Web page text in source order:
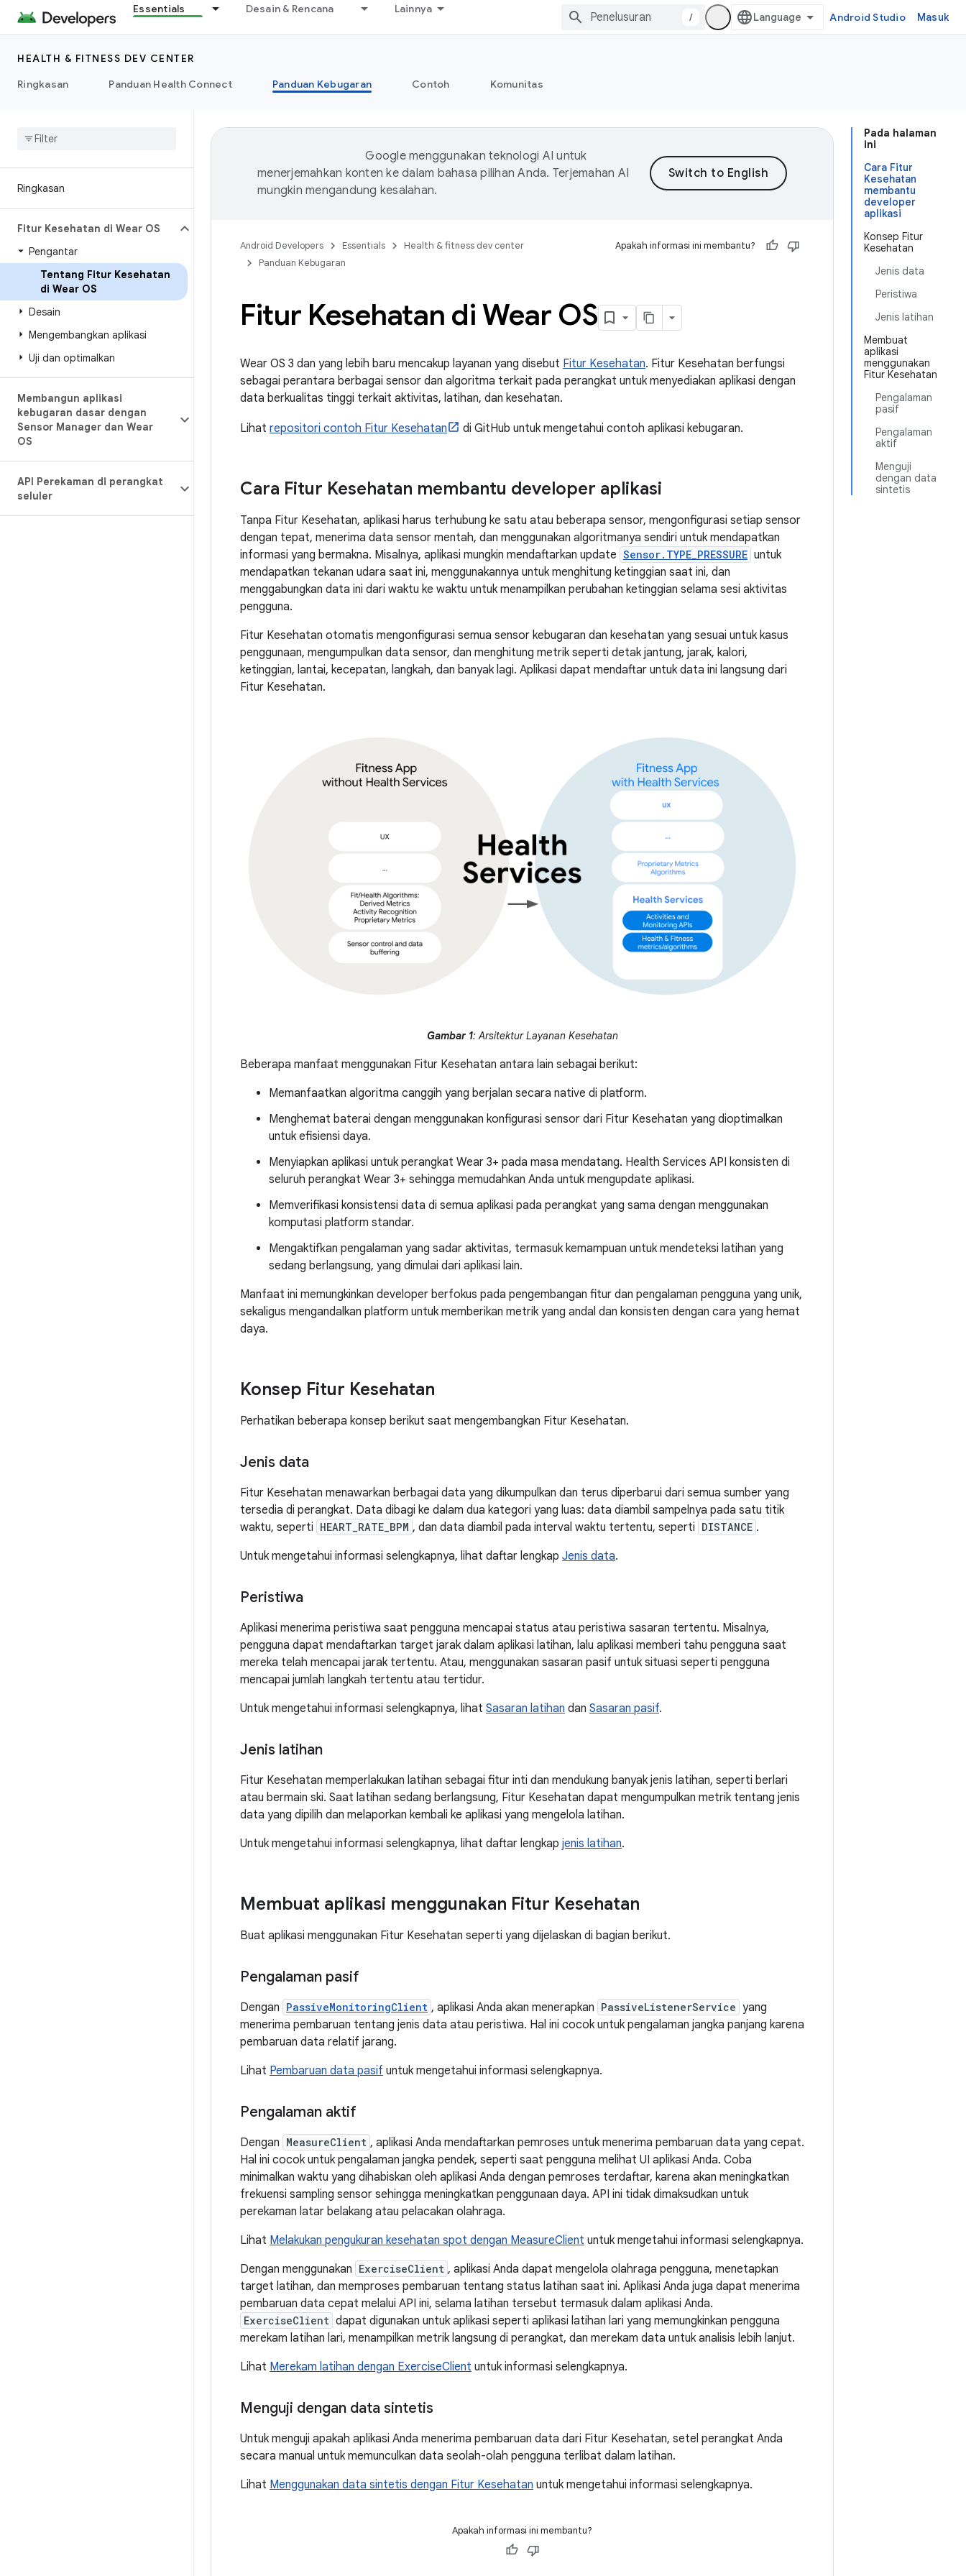
Essentials Desain & Rencana Lainnya
/ Android Studio Masuk
HEALTH & FITNESS DEV CENTER
Ringkasan
Panduan Health Connect Panduan Kebugaran Contoh Komunitas
Ringkasan
Fitur Kesehatan di Wear OS
Pengantar
Tentang Fitur Kesehatan
di Wear OS
Desain
Mengembangkan aplikasi
Uji dan optimalkan
Membangun aplikasi
kebugaran dasar dengan
Sensor Manager dan Wear
OS
API Perekaman di perangkat
seluler
Pada halaman
ini
Cara Fitur
Kesehatan
membantu
developer
aplikasi
Konsep Fitur
Kesehatan
Jenis data
Peristiwa
Jenis latihan
Membuat
aplikasi
menggunakan
Fitur Kesehatan
Pengalaman
pasif
Pengalaman
aktif
Menguji
dengan data
sintetis
Google menggunakan teknologi AI untuk
menerjemahkan konten ke dalam bahasa pilihan Anda. Terjemahan AI
mungkin mengandung kesalahan.
Android Developers Essentials
Health & fitness dev center
Panduan Kebugaran
Apakah informasi ini membantu?
Fitur Kesehatan di Wear OS
Wear OS 3 dan yang lebih baru mencakup layanan yang disebut Fitur Kesehatan. Fitur Kesehatan berfungsi
sebagai perantara berbagai sensor dan algoritma terkait pada perangkat untuk menyediakan aplikasi dengan
data berkualitas tinggi terkait aktivitas, latihan, dan kesehatan.
Lihat repositori contoh Fitur Kesehatan di GitHub untuk mengetahui contoh aplikasi kebugaran.
Cara Fitur Kesehatan membantu developer aplikasi
Tanpa Fitur Kesehatan, aplikasi harus terhubung ke satu atau beberapa sensor, mengonfigurasi setiap sensor
dengan tepat, menerima data sensor mentah, dan menggunakan algoritmanya sendiri untuk mendapatkan
informasi yang bermakna. Misalnya, aplikasi mungkin mendaftarkan update Sensor.TYPE_PRESSURE untuk
mendapatkan tekanan udara saat ini, menggunakannya untuk menghitung ketinggian saat ini, dan
menggabungkan data ini dari waktu ke waktu untuk menampilkan perubahan ketinggian selama sesi aktivitas
pengguna.
Fitur Kesehatan otomatis mengonfigurasi semua sensor kebugaran dan kesehatan yang sesuai untuk kasus
penggunaan, mengumpulkan data sensor, dan menghitung metrik seperti detak jantung, jarak, kalori,
ketinggian, lantai, kecepatan, langkah, dan banyak lagi. Aplikasi dapat mendaftar untuk data ini langsung dari
Fitur Kesehatan.
Gambar 1: Arsitektur Layanan Kesehatan
Beberapa manfaat menggunakan Fitur Kesehatan antara lain sebagai berikut:
Memanfaatkan algoritma canggih yang berjalan secara native di platform.
Menghemat baterai dengan menggunakan konfigurasi sensor dari Fitur Kesehatan yang dioptimalkan
untuk efisiensi daya.
Menyiapkan aplikasi untuk perangkat Wear 3+ pada masa mendatang. Health Services API konsisten di
seluruh perangkat Wear 3+ sehingga memudahkan Anda untuk mengupdate aplikasi.
Memverifikasi konsistensi data di semua aplikasi pada perangkat yang sama dengan menggunakan
komputasi platform standar.
Mengaktifkan pengalaman yang sadar aktivitas, termasuk kemampuan untuk mendeteksi latihan yang
sedang berlangsung, yang dimulai dari aplikasi lain.
Manfaat ini memungkinkan developer berfokus pada pengembangan fitur dan pengalaman pengguna yang unik,
sekaligus mengandalkan platform untuk memberikan metrik yang andal dan konsisten dengan cara yang hemat
daya.
Konsep Fitur Kesehatan
Perhatikan beberapa konsep berikut saat mengembangkan Fitur Kesehatan.
Jenis data
Fitur Kesehatan menawarkan berbagai data yang dikumpulkan dan terus diperbarui dari semua sumber yang
tersedia di perangkat. Data dibagi ke dalam dua kategori yang luas: data diambil sampelnya pada satu titik
waktu, seperti HEART_RATE_BPM , dan data diambil pada interval waktu tertentu, seperti DISTANCE .
Untuk mengetahui informasi selengkapnya, lihat daftar lengkap Jenis data.
Peristiwa
Aplikasi menerima peristiwa saat pengguna mencapai status atau peristiwa sasaran tertentu. Misalnya,
pengguna dapat mendaftarkan target jarak dalam aplikasi latihan, lalu aplikasi memberi tahu pengguna saat
mereka telah mencapai jarak tertentu. Atau, menggunakan sasaran pasif untuk situasi seperti pengguna
mencapai jumlah langkah tertentu atau tertidur.
Untuk mengetahui informasi selengkapnya, lihat Sasaran latihan dan Sasaran pasif.
Jenis latihan
Fitur Kesehatan memperlakukan latihan sebagai fitur inti dan mendukung banyak jenis latihan, seperti berlari
atau bermain ski. Saat latihan sedang berlangsung, Fitur Kesehatan dapat mengumpulkan metrik tentang jenis
data yang dipilih dan melaporkan kembali ke aplikasi yang mengelola latihan.
Untuk mengetahui informasi selengkapnya, lihat daftar lengkap jenis latihan.
Membuat aplikasi menggunakan Fitur Kesehatan
Buat aplikasi menggunakan Fitur Kesehatan seperti yang dijelaskan di bagian berikut.
Pengalaman pasif
Dengan PassiveMonitoringClient , aplikasi Anda akan menerapkan PassiveListenerService yang
menerima pembaruan tentang jenis data atau peristiwa. Hal ini cocok untuk pengalaman jangka panjang karena
pembaruan data relatif jarang.
Lihat Pembaruan data pasif untuk mengetahui informasi selengkapnya.
Pengalaman aktif
Dengan MeasureClient , aplikasi Anda mendaftarkan pemroses untuk menerima pembaruan data yang cepat.
Hal ini cocok untuk pengalaman jangka pendek, seperti saat pengguna melihat UI aplikasi Anda. Coba
minimalkan waktu yang dihabiskan oleh aplikasi Anda dengan pemroses terdaftar, karena akan meningkatkan
frekuensi sampling sensor sehingga meningkatkan penggunaan daya. API ini tidak dimaksudkan untuk
perekaman latar belakang atau pelacakan olahraga.
Lihat Melakukan pengukuran kesehatan spot dengan MeasureClient untuk mengetahui informasi selengkapnya.
Dengan menggunakan ExerciseClient , aplikasi Anda dapat mengelola olahraga pengguna, menetapkan
target latihan, dan memproses pembaruan tentang status latihan saat ini. Aplikasi Anda juga dapat menerima
pembaruan data cepat melalui API ini, selama latihan tersebut termasuk dalam aplikasi Anda.
ExerciseClient dapat digunakan untuk aplikasi seperti aplikasi latihan lari yang memungkinkan pengguna
merekam latihan lari, menampilkan metrik langsung di perangkat, dan merekam data untuk analisis lebih lanjut.
Lihat Merekam latihan dengan ExerciseClient untuk informasi selengkapnya.
Menguji dengan data sintetis
Untuk menguji apakah aplikasi Anda menerima pembaruan data dari Fitur Kesehatan, setel perangkat Anda
secara manual untuk memunculkan data seolah-olah pengguna terlibat dalam latihan.
Lihat Menggunakan data sintetis dengan Fitur Kesehatan untuk mengetahui informasi selengkapnya.
Apakah informasi ini membantu?